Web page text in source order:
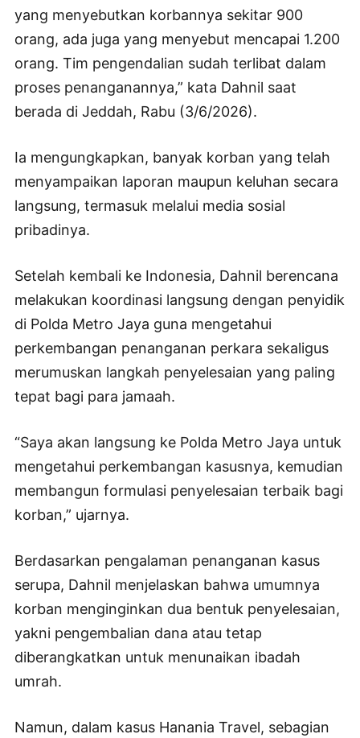
yang menyebutkan korbannya sekitar 900
orang, ada juga yang menyebut mencapai 1.200
orang. Tim pengendalian sudah terlibat dalam
proses penanganannya,” kata Dahnil saat
berada di Jeddah, Rabu (3/6/2026).
Ia mengungkapkan, banyak korban yang telah
menyampaikan laporan maupun keluhan secara
langsung, termasuk melalui media sosial
pribadinya.
Setelah kembali ke Indonesia, Dahnil berencana
melakukan koordinasi langsung dengan penyidik
di Polda Metro Jaya guna mengetahui
perkembangan penanganan perkara sekaligus
merumuskan langkah penyelesaian yang paling
tepat bagi para jamaah.
“Saya akan langsung ke Polda Metro Jaya untuk
mengetahui perkembangan kasusnya, kemudian
membangun formulasi penyelesaian terbaik bagi
korban,” ujarnya.
Berdasarkan pengalaman penanganan kasus
serupa, Dahnil menjelaskan bahwa umumnya
korban menginginkan dua bentuk penyelesaian,
yakni pengembalian dana atau tetap
diberangkatkan untuk menunaikan ibadah
umrah.
Namun, dalam kasus Hanania Travel, sebagian